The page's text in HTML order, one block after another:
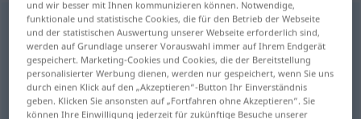
Absprachef
Übersicht aller Übersetzungen
(Für mehr Details die Übersetzung anklicken/antippen)
dogóvor
und wir besser mit Ihnen kommunizieren können. Notwendige,
funktionale und statistische Cookies, die für den Betrieb der Webseite
und der statistischen Auswertung unserer Webseite erforderlich sind,
werden auf Grundlage unserer Vorauswahl immer auf Ihrem Endgerät
gespeichert. Marketing-Cookies und Cookies, die der Bereitstellung
personalisierter Werbung dienen, werden nur gespeichert, wenn Sie uns
durch einen Klick auf den „Akzeptieren“-Button Ihr Einverständnis
geben. Klicken Sie ansonsten auf „Fortfahren ohne Akzeptieren“. Sie
können Ihre Einwilligung jederzeit für zukünftige Besuche unserer